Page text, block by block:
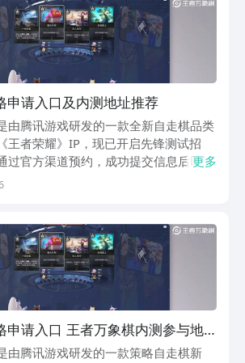
申请入口及内测地址推荐
由腾讯游戏研发的一款全新自走棋品类
王者荣耀》IP，现已开启先锋测试招
过官方渠道预约，成功提交信息后即可
前体验这款融合策略、羁绊与装备养成
更多
申请入口 王者万象棋内测参与地
由腾讯游戏研发的一款策略自走棋新